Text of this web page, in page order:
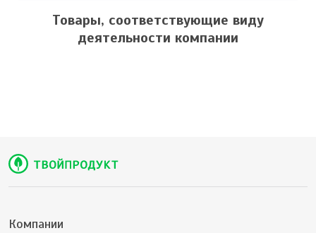
Товары, соответствующие виду
деятельности компании
Компании